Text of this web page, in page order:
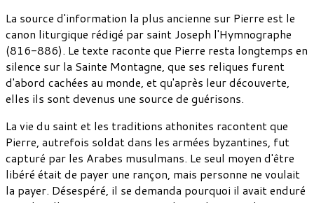
La source d'information la plus ancienne sur Pierre est le
canon liturgique rédigé par saint Joseph l'Hymnographe
(816-886). Le texte raconte que Pierre resta longtemps en
silence sur la Sainte Montagne, que ses reliques furent
d'abord cachées au monde, et qu'après leur découverte,
elles ils sont devenus une source de guérisons.
La vie du saint et les traditions athonites racontent que
Pierre, autrefois soldat dans les armées byzantines, fut
capturé par les Arabes musulmans. Le seul moyen d'être
libéré était de payer une rançon, mais personne ne voulait
la payer. Désespéré, il se demanda pourquoi il avait enduré